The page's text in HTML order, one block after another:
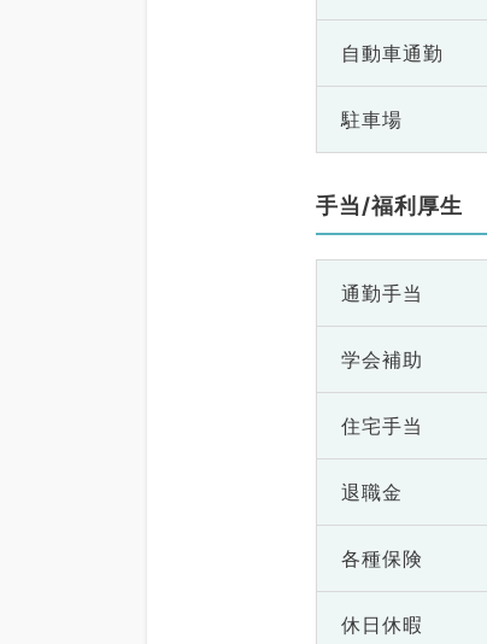
自動車通勤
駐車場
手当/福利厚生
通勤手当
学会補助
住宅手当
退職金
各種保険
休日休暇